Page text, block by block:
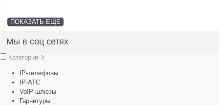
ПОКАЗАТЬ ЕЩЕ
Мы в соц сетях
Категории
IP-телефоны
IP-АТС
VoIP-шлюзы
Гарнитуры